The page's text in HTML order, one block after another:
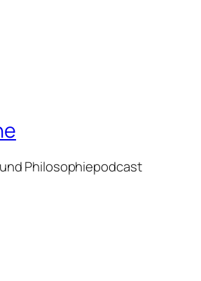
Philosophiepodcast